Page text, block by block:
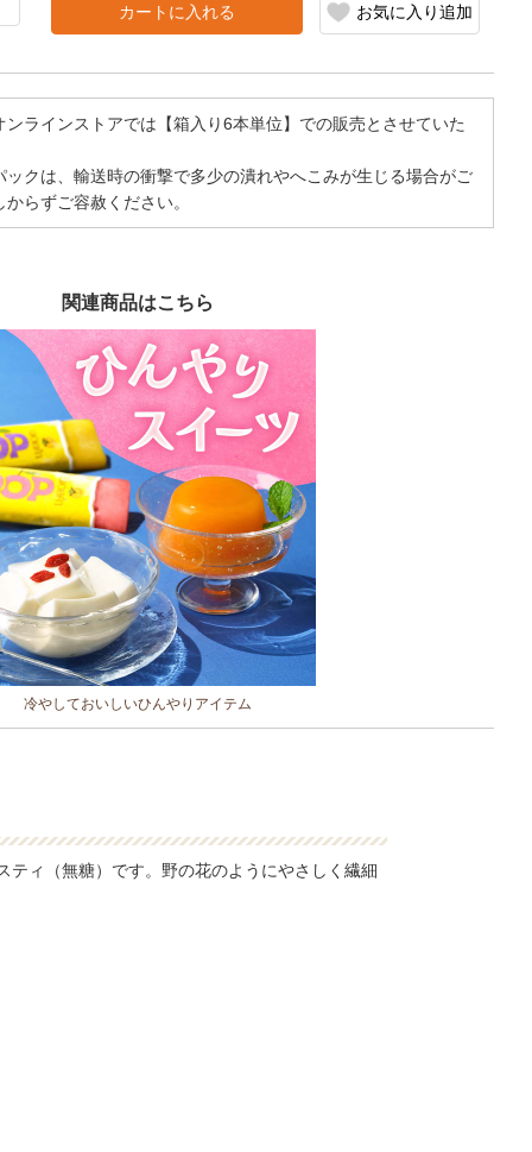
カートに入れる お気に入り追加
ンラインストアでは【箱入り6本単位】での販売とさせていた
ックは、輸送時の衝撃で多少の潰れやへこみが生じる場合がご
らずご容赦ください。
関連商品はこちら
冷やしておいしいひんやりアイテム
ィ（無糖）です。野の花のようにやさしく繊細